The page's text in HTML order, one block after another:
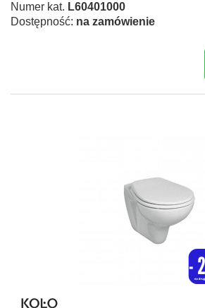
Numer kat. L60401000
Dostępność: na zamówienie